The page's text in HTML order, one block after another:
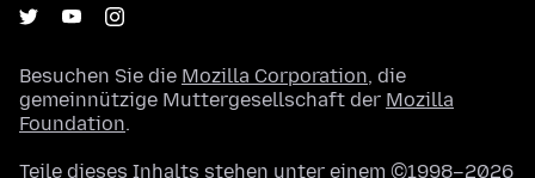
Besuchen Sie die Mozilla Corporation, die
gemeinnützige Muttergesellschaft der Mozilla
Foundation.
Teile dieses Inhalts stehen unter einem ©1998–2026